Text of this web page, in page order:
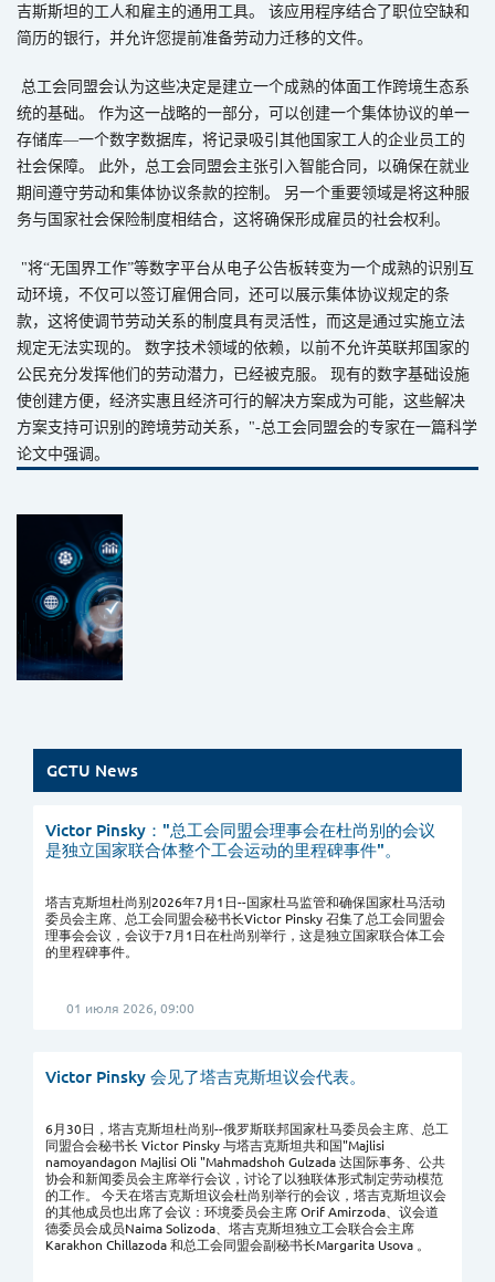
吉斯斯坦的工人和雇主的通用工具。
该应用程序结合了职位空缺和
简历的银行，并允许您提前准备劳动力迁移的文件。
总工会同盟会认为这些决定是建立一个成熟的体面工作跨境生态系
统的基础。
作为这一战略的一部分，可以创建一个集体协议的单一
存储库—一个数字数据库，将记录吸引其他国家工人的企业员工的
社会保障。
此外，总工会同盟会主张引入智能合同，以确保在就业
期间遵守劳动和集体协议条款的控制。
另一个重要领域是将这种服
务与国家社会保险制度相结合，这将确保形成雇员的社会权利。
"将“无国界工作”等数字平台从电子公告板转变为一个成熟的识别互
动环境，不仅可以签订雇佣合同，还可以展示集体协议规定的条
款，这将使调节劳动关系的制度具有灵活性，而这是通过实施立法
规定无法实现的。
数字技术领域的依赖，以前不允许英联邦国家的
公民充分发挥他们的劳动潜力，已经被克服。
现有的数字基础设施
使创建方便，经济实惠且经济可行的解决方案成为可能，这些解决
方案支持可识别的跨境劳动关系， "-总工会同盟会的专家在一篇科学
论文中强调。
GCTU News
Victor Pinsky："总工会同盟会理事会在杜尚别的会议
是独立国家联合体整个工会运动的里程碑事件"。
塔吉克斯坦杜尚别2026年7月1日--国家杜马监管和确保国家杜马活动
委员会主席、总工会同盟会秘书长Victor Pinsky 召集了总工会同盟会
理事会会议，会议于7月1日在杜尚别举行，这是独立国家联合体工会
的里程碑事件。
01 июля 2026, 09:00
Victor Pinsky 会见了塔吉克斯坦议会代表。
6月30日，塔吉克斯坦杜尚别--俄罗斯联邦国家杜马委员会主席、总工
同盟合会秘书长 Victor Pinsky 与塔吉克斯坦共和国"Majlisi
namoyandagon Majlisi Oli "Mahmadshoh Gulzada 达国际事务、公共
协会和新闻委员会主席举行会议，讨论了以独联体形式制定劳动模范
的工作。 今天在塔吉克斯坦议会杜尚别举行的会议，塔吉克斯坦议会
的其他成员也出席了会议：环境委员会主席 Orif Amirzoda、议会道
德委员会成员Naima Solizoda、塔吉克斯坦独立工会联合会主席
Karakhon Chillazoda 和总工会同盟会副秘书长Margarita Usova 。